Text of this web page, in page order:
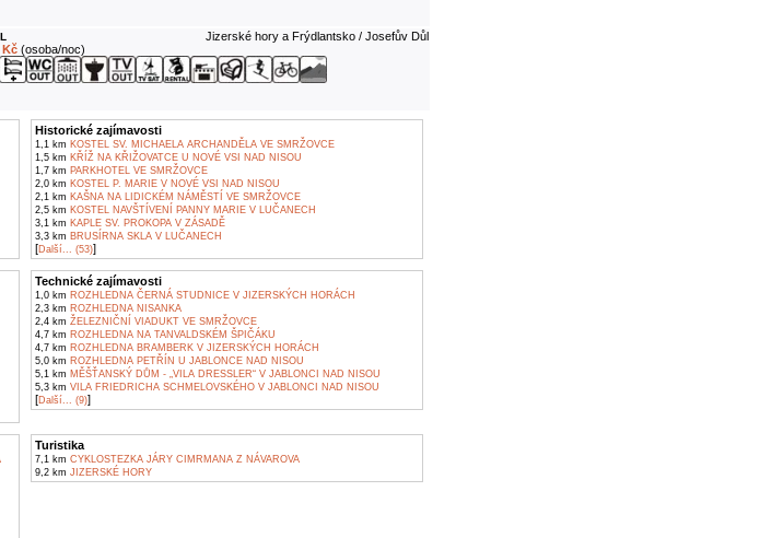
Jizerské hory a Frýdlantsko / Josefův Důl
Kč(osoba/noc)
Historické zajímavosti
1,1 km KOSTEL SV. MICHAELA ARCHANDĚLA VE SMRŽOVCE
1,5 km KŘÍŽ NA KŘIŽOVATCE U NOVÉ VSI NAD NISOU
1,7 km PARKHOTEL VE SMRŽOVCE
2,0 km KOSTEL P. MARIE V NOVÉ VSI NAD NISOU
2,1 km KAŠNA NA LIDICKÉM NÁMĚSTÍ VE SMRŽOVCE
2,5 km KOSTEL NAVŠTÍVENÍ PANNY MARIE V LUČANECH
3,1 km KAPLE SV. PROKOPA V ZÁSADĚ
3,3 km BRUSÍRNA SKLA V LUČANECH
[Další... (53)]
Technické zajímavosti
1,0 km ROZHLEDNA ČERNÁ STUDNICE V JIZERSKÝCH HORÁCH
2,3 km ROZHLEDNA NISANKA
2,4 km ŽELEZNIČNÍ VIADUKT VE SMRŽOVCE
4,7 km ROZHLEDNA NA TANVALDSKÉM ŠPIČÁKU
4,7 km ROZHLEDNA BRAMBERK V JIZERSKÝCH HORÁCH
5,0 km ROZHLEDNA PETŘÍN U JABLONCE NAD NISOU
5,1 km MĚŠŤANSKÝ DŮM - „VILA DRESSLER“ V JABLONCI NAD NISOU
5,3 km VILA FRIEDRICHA SCHMELOVSKÉHO V JABLONCI NAD NISOU
[Další... (9)]
Turistika
7,1 km CYKLOSTEZKA JÁRY CIMRMANA Z NÁVAROVA
9,2 km JIZERSKÉ HORY